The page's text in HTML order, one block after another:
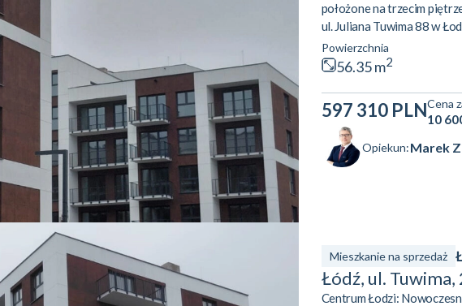
położone na trzecim
ul. Juliana Tuwima 88 w
stanowi idealne miejsce do
cechy mieszkania:–
Powierzchnia
56.35 m2
597 310 PLNCena
10
Opiekun:Marek
Mieszkanie na sprzedaż
Łódź, ul.
Centrum Łodzi: